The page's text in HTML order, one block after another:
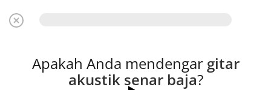
Apakah Anda mendengar gitar
akustik senar baja?